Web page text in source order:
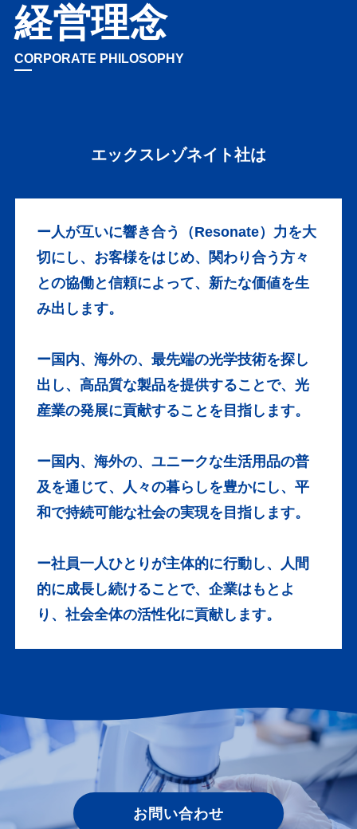
経営理念
CORPORATE PHILOSOPHY
エックスレゾネイト社は
ー人が互いに響き合う（Resonate）力を大
切にし、お客様をはじめ、関わり合う方々
との​協働と信頼によって、新たな価値を生
み出します。
ー国内、海外の、最先端の光学技術を探し
出し、高品質な製品を提供することで、光
産業の発展に貢献することを目​指します。
ー国内、海外の、ユニークな生活用品の普
及を通じて、人々の暮らしを豊かにし、平
和で持続可能な社会の実現を目​指します。
ー社員一人ひとりが主体的に行動し、人間
的に成長し続けることで、企業はもとよ
り、社会全体の活性化に貢献しま​す。
お問い合わせ